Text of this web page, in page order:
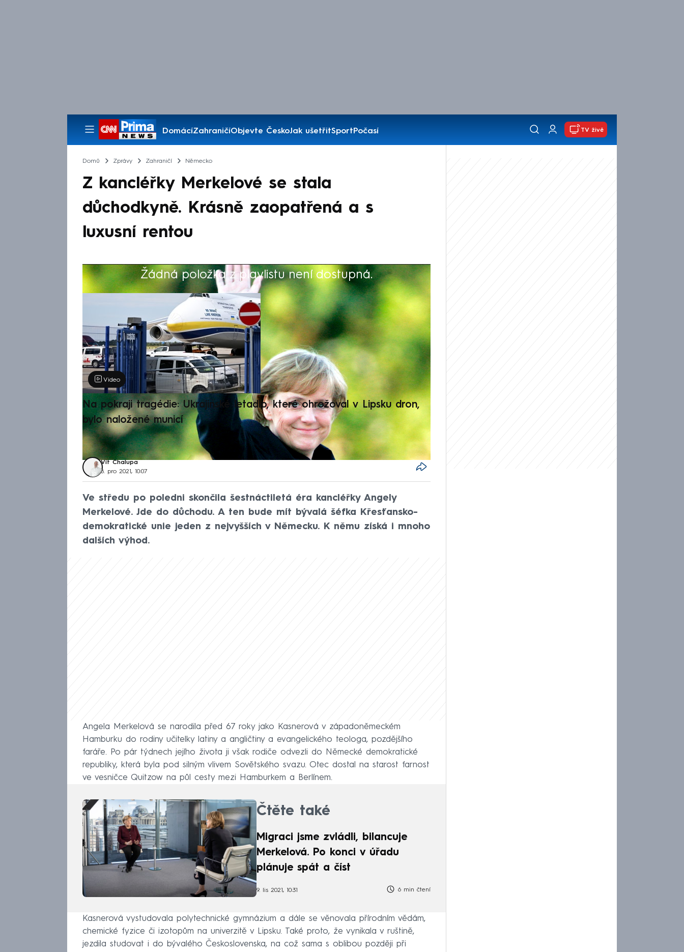
DomácíZahraničíObjevte ČeskoJak ušetřitSportPočasí
Pořady
TV živě
Domů Zprávy Zahraničí Německo
Z kancléřky Merkelové se stala
důchodkyně. Krásně zaopatřená a s
luxusní rentou
Žádná položka z playlistu není dostupná.
Výběr redakce
Video
Na pokraji tragédie: Ukrajinské letadlo, které ohrožoval v Lipsku dron,
bylo naložené municí
Vít Chalupa
8. pro 2021, 10:07
Ve středu po poledni skončila šestnáctiletá éra kancléřky Angely
Merkelové. Jde do důchodu. A ten bude mít bývalá šéfka Křesťansko-
demokratické unie jeden z nejvyšších v Německu. K němu získá i mnoho
dalších výhod.
Angela Merkelová se narodila před 67 roky jako Kasnerová v západoněmeckém
Hamburku do rodiny učitelky latiny a angličtiny a evangelického teologa, pozdějšího
faráře. Po pár týdnech jejího života ji však rodiče odvezli do Německé demokratické
republiky, která byla pod silným vlivem Sovětského svazu. Otec dostal na starost farnost
ve vesničce Quitzow na půl cesty mezi Hamburkem a Berlínem.
Čtěte také
Migraci jsme zvládli, bilancuje
Merkelová. Po konci v úřadu
plánuje spát a číst
9. lis 2021, 10:31 6 min čtení
Kasnerová vystudovala polytechnické gymnázium a dále se věnovala přírodním vědám,
chemické fyzice či izotopům na univerzitě v Lipsku. Také proto, že vynikala v ruštině,
jezdila studovat i do bývalého Československa, na což sama s oblibou později při